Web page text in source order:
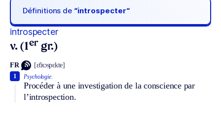
Définitions de “introspecter“
introspecter
v. (1er gr.)
FR [ɛ̃tʀɔspɛkte]
Psychologie.
Procéder à une investigation de la conscience par
l’introspection.
1